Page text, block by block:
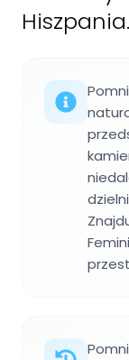
Hiszpania.